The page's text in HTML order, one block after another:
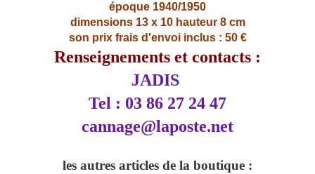
époque 1940/1950
dimensions 13 x 10 hauteur 8 cm
son prix frais d'envoi inclus : 50 €
Renseignements et contacts :
JADIS
Tel : 03 86 27 24 47
cannage@laposte.net
les autres articles de la boutique :